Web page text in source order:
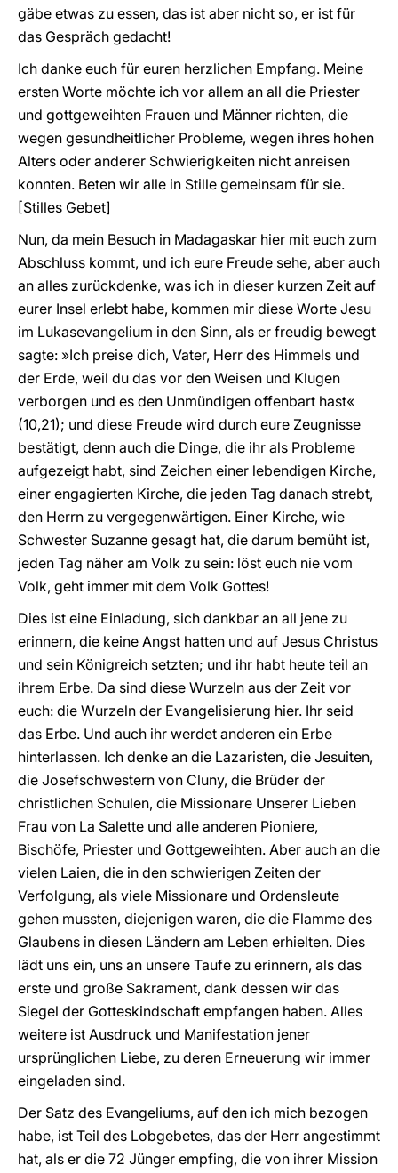
gäbe etwas zu essen, das ist aber nicht so, er ist für
das Gespräch gedacht!
Ich danke euch für euren herzlichen Empfang. Meine
ersten Worte möchte ich vor allem an all die Priester
und gottgeweihten Frauen und Männer richten, die
wegen gesundheitlicher Probleme, wegen ihres hohen
Alters oder anderer Schwierigkeiten nicht anreisen
konnten. Beten wir alle in Stille gemeinsam für sie.
[Stilles Gebet]
Nun, da mein Besuch in Madagaskar hier mit euch zum
Abschluss kommt, und ich eure Freude sehe, aber auch
an alles zurückdenke, was ich in dieser kurzen Zeit auf
eurer Insel erlebt habe, kommen mir diese Worte Jesu
im Lukasevangelium in den Sinn, als er freudig bewegt
sagte: »Ich preise dich, Vater, Herr des Himmels und
der Erde, weil du das vor den Weisen und Klugen
verborgen und es den Unmündigen offenbart hast«
(10,21); und diese Freude wird durch eure Zeugnisse
bestätigt, denn auch die Dinge, die ihr als Probleme
aufgezeigt habt, sind Zeichen einer lebendigen Kirche,
einer engagierten Kirche, die jeden Tag danach strebt,
den Herrn zu vergegenwärtigen. Einer Kirche, wie
Schwester Suzanne gesagt hat, die darum bemüht ist,
jeden Tag näher am Volk zu sein: löst euch nie vom
Volk, geht immer mit dem Volk Gottes!
Dies ist eine Einladung, sich dankbar an all jene zu
erinnern, die keine Angst hatten und auf Jesus Christus
und sein Königreich setzten; und ihr habt heute teil an
ihrem Erbe. Da sind diese Wurzeln aus der Zeit vor
euch: die Wurzeln der Evangelisierung hier. Ihr seid
das Erbe. Und auch ihr werdet anderen ein Erbe
hinterlassen. Ich denke an die Lazaristen, die Jesuiten,
die Josefschwestern von Cluny, die Brüder der
christlichen Schulen, die Missionare Unserer Lieben
Frau von La Salette und alle anderen Pioniere,
Bischöfe, Priester und Gottgeweihten. Aber auch an die
vielen Laien, die in den schwierigen Zeiten der
Verfolgung, als viele Missionare und Ordensleute
gehen mussten, diejenigen waren, die die Flamme des
Glaubens in diesen Ländern am Leben erhielten. Dies
lädt uns ein, uns an unsere Taufe zu erinnern, als das
erste und große Sakrament, dank dessen wir das
Siegel der Gotteskindschaft empfangen haben. Alles
weitere ist Ausdruck und Manifestation jener
ursprünglichen Liebe, zu deren Erneuerung wir immer
eingeladen sind.
Der Satz des Evangeliums, auf den ich mich bezogen
habe, ist Teil des Lobgebetes, das der Herr angestimmt
hat, als er die 72 Jünger empfing, die von ihrer Mission